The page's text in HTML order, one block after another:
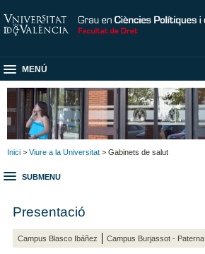
MENÚ
Inici > Viure a la Universitat > Gabinets de salut
SUBMENU
Presentació
Campus Blasco Ibáñez Campus Burjassot - Paterna